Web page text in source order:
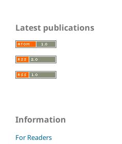
Latest publications
Information
For Readers